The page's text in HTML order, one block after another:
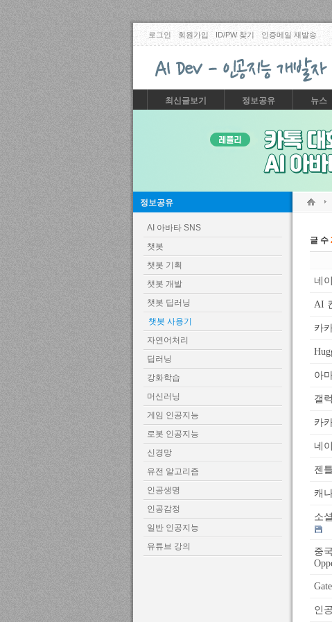
로그인 회원가입 ID/PW 찾기 인증메일 재발송
최신글보기 정보공유 뉴스
정보공유
AI 아바타 SNS
챗봇
챗봇 기획
챗봇 개발
챗봇 딥러닝
챗봇 사용기
자연어처리
딥러닝
강화학습
머신러닝
게임 인공지능
로봇 인공지능
신경망
유전 알고리즘
인공생명
인공감정
일반 인공지능
유튜브 강의
글 수
네
AI
카
아
갤
카
네
젠
캐
소
중
인